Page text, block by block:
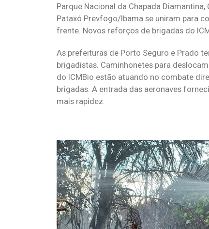
Parque Nacional da Chapada
Pataxó Prevfogo/Ibama se uniram para
frente. Novos reforços de brigadas do
As prefeituras de Porto Seguro e Prado
brigadistas. Caminhonetes para
do ICMBio estão atuando no combate
brigadas. A entrada das aeronaves
mais rapidez.